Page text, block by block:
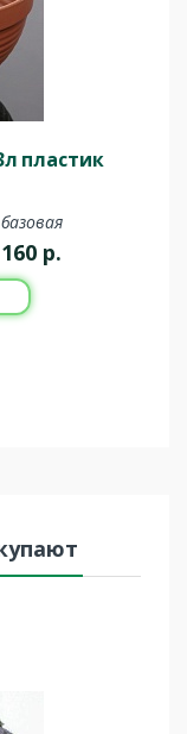
пластик
базовая
160 р.